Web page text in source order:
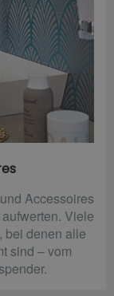
Accessoires
Viele
bei denen alle
sind – vom